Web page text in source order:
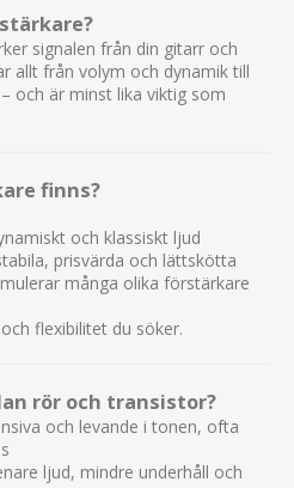
signalen från din gitarr och
allt från volym och dynamik till
och är minst lika viktig som
finns?
och klassiskt ljud
prisvärda och lättskötta
många olika förstärkare
flexibilitet du söker.
rör och transistor?
och levande i tonen, ofta
ljud, mindre underhåll och